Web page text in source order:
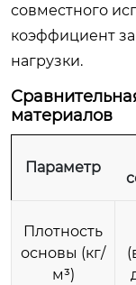
совместного
коэффициент
нагрузки.
материалов
Параметр
Плотность
основы (кг/
м³)